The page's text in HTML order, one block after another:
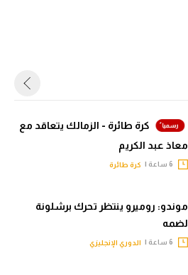
كرة طائرة - الزمالك يتعاقد مع
معاذ عبد الكريم
كرة طائرة
موندو: روميرو ينتظر تحرك برشلونة
لضمه
الدوري الإنجليزي